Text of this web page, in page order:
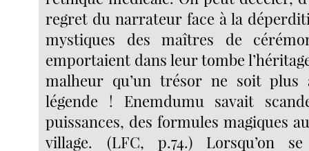
regret du narrateur face à la
mystiques des maîtres de
emportaient dans leur tombe
malheur qu’un trésor ne soit plus
légende ! Enemdumu savait
puissances, des formules magiques
village. (LFC, p.74.) Lorsqu’on